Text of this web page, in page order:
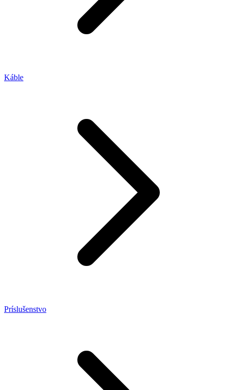
Káble
Príslušenstvo